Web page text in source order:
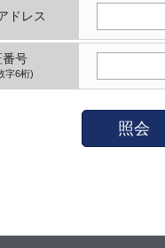
ドレス
番号
字6桁)
照会